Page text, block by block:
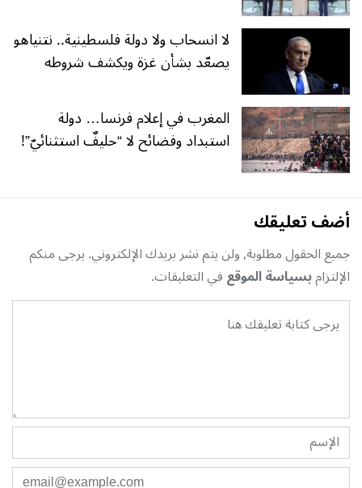
لا انسحاب ولا دولة فلسطينية.. نتنياهو
يصعّد بشأن غزة ويكشف شروطه
المغرب في إعلام فرنسا… دولة
استبداد وفضائح لا “حليفٌ استثنائيّ”!
أضف تعليقك
جميع الحقول مطلوبة, ولن يتم نشر بريدك الإلكتروني. يرجى منكم
الإلتزامبسياسة الموقعفي التعليقات.